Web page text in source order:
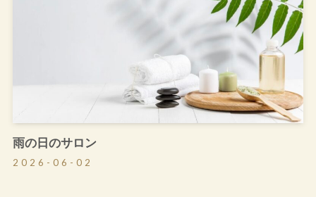
雨の日のサロン
2026-06-02